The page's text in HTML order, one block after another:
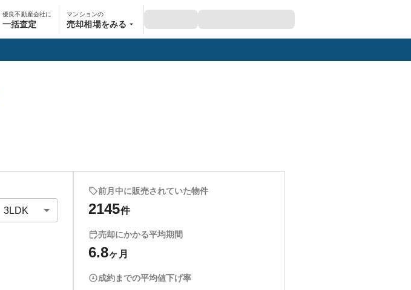
優良不動産会社に
一括査定
マンションの
売却相場をみる
前月中に販売されていた物件
2145件
売却にかかる平均期間
6.8ヶ月
成約までの平均値下げ率